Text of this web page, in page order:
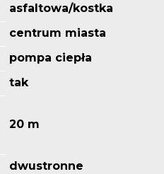
asfaltowa/kostka
centrum miasta
pompa ciepła
tak
20 m
dwustronne